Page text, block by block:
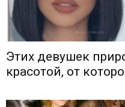
Этих девушек
красотой, от